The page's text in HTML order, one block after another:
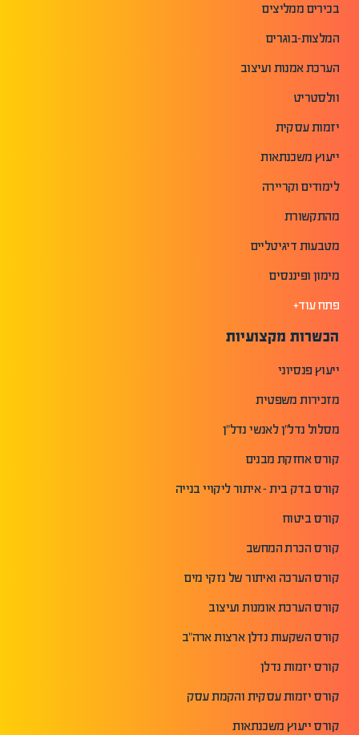
בכירים ממליצים
המלצות-בוגרים
הערכת אמנות ועיצוב
וולסטריט
יזמות עסקית
ייעוץ משכנתאות
לימודים וקריירה
מהתקשורת
מטבעות דיגיטליים
מימון ופיננסים
פתח עוד+
הכשרות מקצועיות
ייעוץ פנסיוני
מזכירות משפטית
מסלול נדל"ן לאנשי נדל"ן
קורס אחזקת מבנים
קורס בדק בית - איתור ליקויי בנייה
קורס ביטוח
קורס הכרת המחשב
קורס הערכה ואיתור של נזקי מים
קורס הערכת אומנות ועיצוב
קורס השקעות נדלן ארצות ארה"ב
קורס יזמות נדלן
קורס יזמות עסקית והקמת עסק
קורס ייעוץ משכנתאות